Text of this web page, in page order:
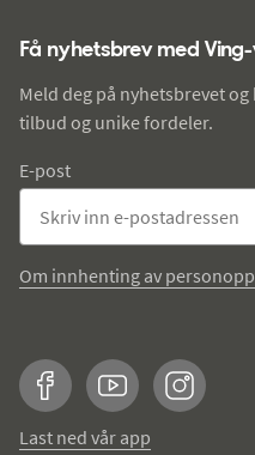
Få nyhetsbrev med
Meld deg på nyhetsbrevet
tilbud og unike fordeler.
E-post
Om innhenting av
FacebookYouTubeInstagram
Last ned vår app